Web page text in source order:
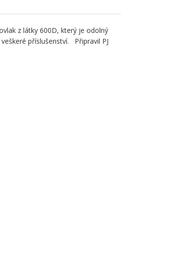
z látky 600D, který je odolný
příslušenství. Připravil PJ